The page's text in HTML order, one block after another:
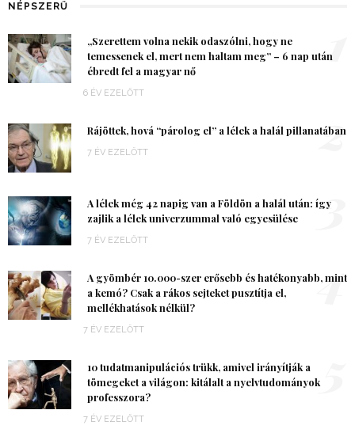
NÉPSZERŰ
„Szerettem volna nekik odaszólni, hogy ne
temessenek el, mert nem haltam meg” – 6 nap után
ébredt fel a magyar nő
6 ÉV EZELŐTT
1
Rájöttek, hová “párolog el” a lélek a halál pillanatában
7 ÉV EZELŐTT 2
A lélek még 42 napig van a Földön a halál után: így
zajlik a lélek univerzummal való egyesülése
7 ÉV EZELŐTT
3
A gyömbér 10.000-szer erősebb és hatékonyabb, mint
a kemó? Csak a rákos sejteket pusztítja el,
mellékhatások nélkül?
7 ÉV EZELŐTT
4
10 tudatmanipulációs trükk, amivel irányítják a
tömegeket a világon: kitálalt a nyelvtudományok
professzora?
7 ÉV EZELŐTT